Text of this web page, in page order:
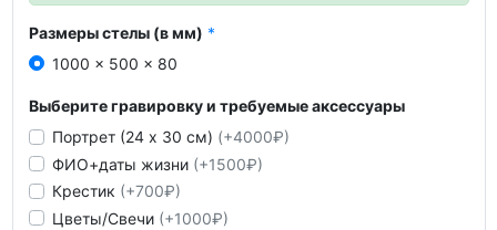
Размеры стелы (в мм)
1000 x 500 x 80
Выберите гравировку и требуемые аксессуары
Портрет (24 х 30 см) (+4000₽)
ФИО+даты жизни (+1500₽)
Крестик (+700₽)
Цветы/Свечи (+1000₽)